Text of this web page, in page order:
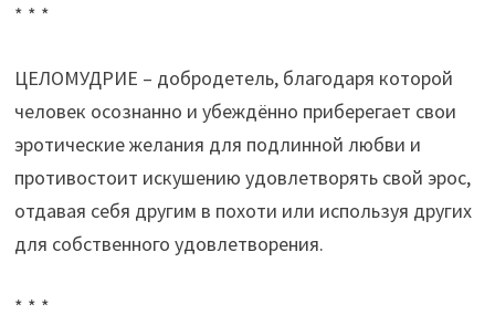
* * *
ЦЕЛОМУДРИЕ – добродетель, благодаря которой
человек осознанно и убеждённо приберегает свои
эротические желания для подлинной любви и
противостоит искушению удовлетворять свой эрос,
отдавая себя другим в похоти или используя других
для собственного удовлетворения.
* * *